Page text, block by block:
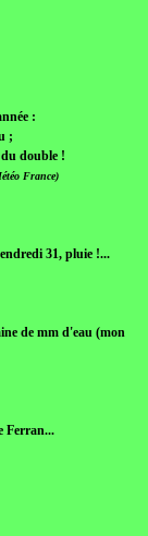
:
;
double !
France)
31, pluie !...
de mm d'eau (mon
Ferran...